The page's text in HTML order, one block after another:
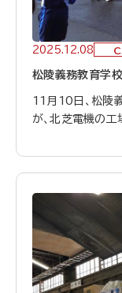
2025.12.08
松陵義務教育学
11月10日、松陵
が、北芝電機の工
工程や環境に配
日は、生徒の皆さ
で見学する姿が印象的でした。 引
住んでいても知
発見ができました
た』『油が意外だ
をいただきました。 北芝電機は、地域の子どもたちに
くりの魅力を伝え